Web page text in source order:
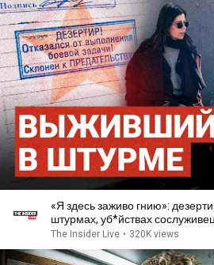
«Я здесь заживо гнию»:
штурмах, уб*йствах
The Insider Live • 320K views